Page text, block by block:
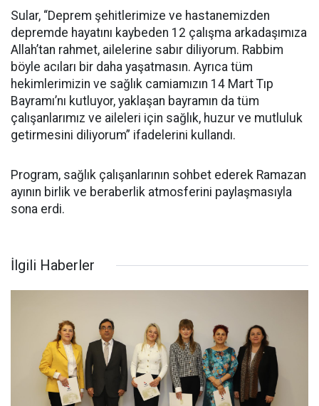
Sular, “Deprem şehitlerimize ve hastanemizden
depremde hayatını kaybeden 12 çalışma arkadaşımıza
Allah’tan rahmet, ailelerine sabır diliyorum. Rabbim
böyle acıları bir daha yaşatmasın. Ayrıca tüm
hekimlerimizin ve sağlık camiamızın 14 Mart Tıp
Bayramı’nı kutluyor, yaklaşan bayramın da tüm
çalışanlarımız ve aileleri için sağlık, huzur ve mutluluk
getirmesini diliyorum” ifadelerini kullandı.
Program, sağlık çalışanlarının sohbet ederek Ramazan
ayının birlik ve beraberlik atmosferini paylaşmasıyla
sona erdi.
İlgili Haberler